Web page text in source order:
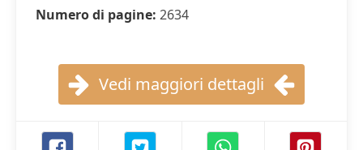
Numero di pagine: 2634
Vedi maggiori dettagli